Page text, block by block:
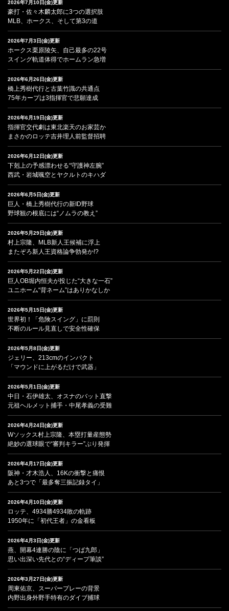
2026年7月10日(金)更新
豪打・佐々木麟太郎に3つの選択肢
MLB、ホークス、そして第3の道
2026年7月3日(金)更新
ホークス栗原陵矢、自己最多の22号
スイング軌道体得でホームラン急増
2026年6月26日(金)更新
橋上秀樹代行と古葉竹識の共通点
75年カープは3指揮官で悲願達成
2026年6月19日(金)更新
指揮官交代劇は東北楽天のお家芸か
まさかのロッテ吉井理人前監督招聘
2026年6月12日(金)更新
下剋上の予感漂わせる“守護神左腕”
西武・岩城颯空とヤクルトのキハダ
2026年6月5日(金)更新
巨人・橋上秀樹代行の新ID野球
野球観の根底には“ノムラの教え”
2026年5月29日(金)更新
村上宗隆、MLB新人王候補に浮上
またぞろ新人王資格論争勃発か!?
2026年5月22日(金)更新
巨人OB堀内恒夫が投じた“大きな一石”
ユニホーム“背ネーム”はありかなしか
2026年5月15日(金)更新
世界初！「危険スイング」に罰則
不断のルール見直しで安全性確保
2026年5月8日(金)更新
ジェリー、213cmのインパクト
「マウンドに上がるだけで武器」
2026年5月1日(金)更新
中日・石伊雄太、オスナのバット直撃
元祖ヘルメット捕手・中尾孝義の受難
2026年4月24日(金)更新
Wソックス村上宗隆、本塁打量産態勢
絶妙の選球眼で“審判キラー”ぶり発揮
2026年4月17日(金)更新
阪神・才木浩人、16Kの衝撃と痛恨
あと3つで「最多奪三振記録タイ」
2026年4月10日(金)更新
ロッテ、4934勝4934敗の軌跡
1950年に「初代王者」の金看板
2026年4月3日(金)更新
燕、開幕4連勝の陰に「つば九郎」
思い出深い先代との“ディープ筆談”
2026年3月27日(金)更新
周東佑京、スーパープレーの背景
内野出身外野手特有のダイブ捕球